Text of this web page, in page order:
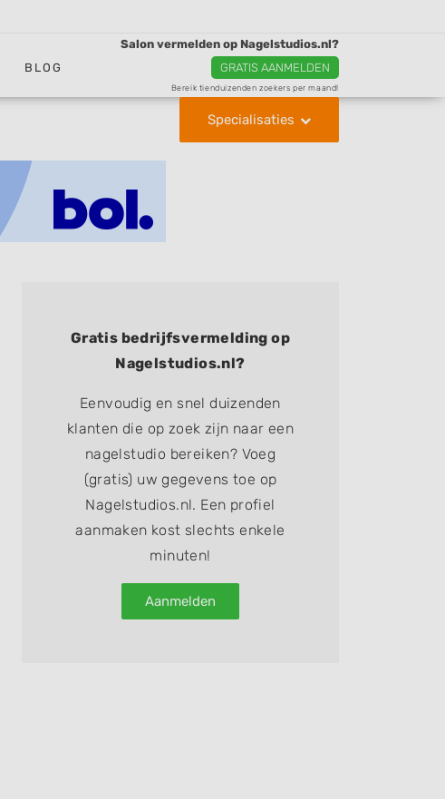
BLOG
Salon vermelden op Nagelstudios.nl?
GRATIS AANMELDEN
Bereik tienduizenden zoekers per maand!
Specialisaties
Gratis bedrijfsvermelding op
Nagelstudios.nl?
Eenvoudig en snel duizenden
klanten die op zoek zijn naar een
nagelstudio bereiken? Voeg
(gratis) uw gegevens toe op
Nagelstudios.nl. Een profiel
aanmaken kost slechts enkele
minuten!
Aanmelden